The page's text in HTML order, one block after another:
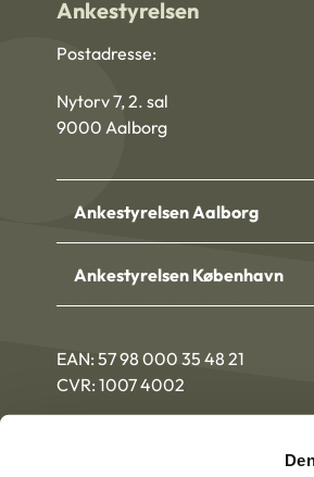
Ankestyrelsen
Postadresse:
Nytorv 7, 2. sal
9000 Aalborg
Ankestyrelsen Aalborg
Ankestyrelsen København
EAN: 57 98 000 35 48 21
CVR: 1007 4002